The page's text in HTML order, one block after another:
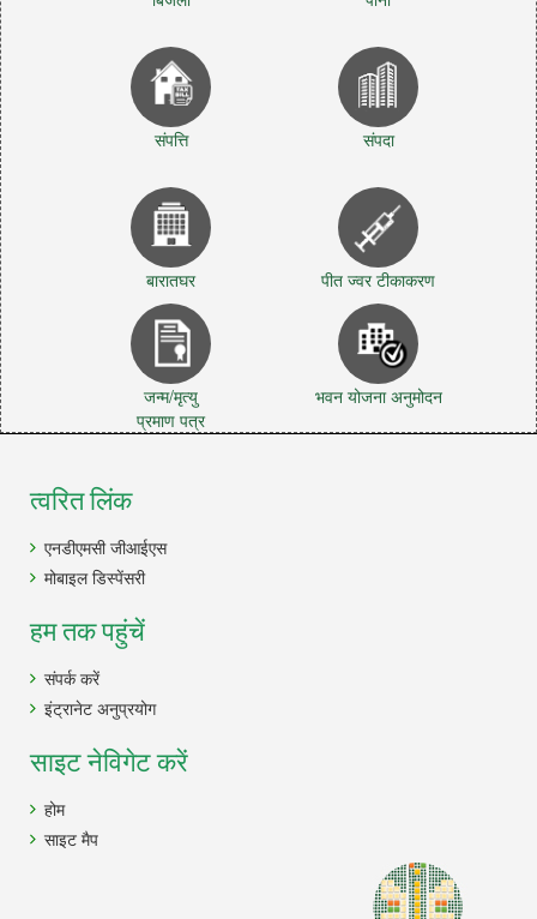
संपत्ति संपदा
बारातघर पीत ज्वर टीकाकरण
जन्म/मृत्यु
प्रमाण पत्र
भवन योजना अनुमोदन
त्वरित लिंक
एनडीएमसी जीआईएस
मोबाइल डिस्पेंसरी
हम तक पहुंचें
संपर्क करें
इंट्रानेट अनुप्रयोग
साइट नेविगेट करें
होम
साइट मैप